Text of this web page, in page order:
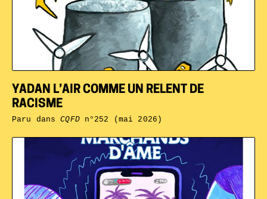
YADAN L’AIR COMME UN RELENT DE
RACISME
Paru dansCQFDn°252 (mai 2026)